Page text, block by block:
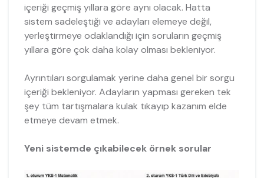
içeriği geçmiş yıllara göre aynı olacak. Hatta
sistem sadeleştiği ve adayları elemeye değil,
yerleştirmeye odaklandığı için soruların geçmiş
yıllara göre çok daha kolay olması bekleniyor.
Ayrıntıları sorgulamak yerine daha genel bir sorgu
içeriği bekleniyor. Adayların yapması gereken tek
şey tüm tartışmalara kulak tıkayıp kazanım elde
etmeye devam etmek.
Yeni sistemde çıkabilecek örnek sorular